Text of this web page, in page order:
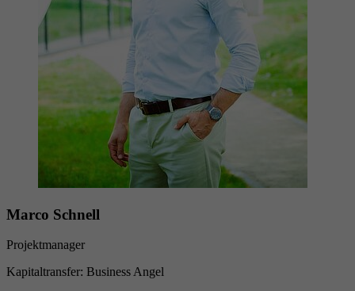
Marco Schnell
Projektmanager
Kapitaltransfer: Business Angel